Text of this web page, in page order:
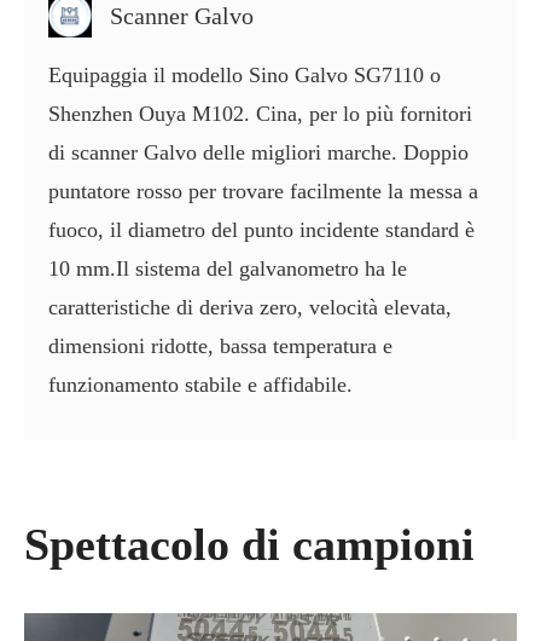
Scanner Galvo
Equipaggia il modello Sino Galvo SG7110 o
Shenzhen Ouya M102. Cina, per lo più fornitori
di scanner Galvo delle migliori marche. Doppio
puntatore rosso per trovare facilmente la messa a
fuoco, il diametro del punto incidente standard è
10 mm.Il sistema del galvanometro ha le
caratteristiche di deriva zero, velocità elevata,
dimensioni ridotte, bassa temperatura e
funzionamento stabile e affidabile.
Spettacolo di campioni